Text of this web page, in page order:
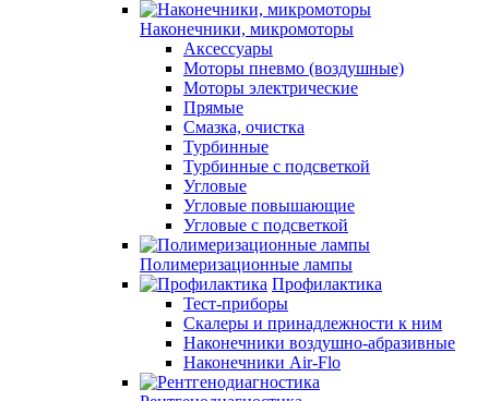
Наконечники, микромоторы
Аксессуары
Моторы пневмо (воздушные)
Моторы электрические
Прямые
Смазка, очистка
Турбинные
Турбинные с подсветкой
Угловые
Угловые повышающие
Угловые с подсветкой
Полимеризационные лампы
Профилактика
Тест-приборы
Скалеры и принадлежности к ним
Наконечники воздушно-абразивные
Наконечники Air-Flo